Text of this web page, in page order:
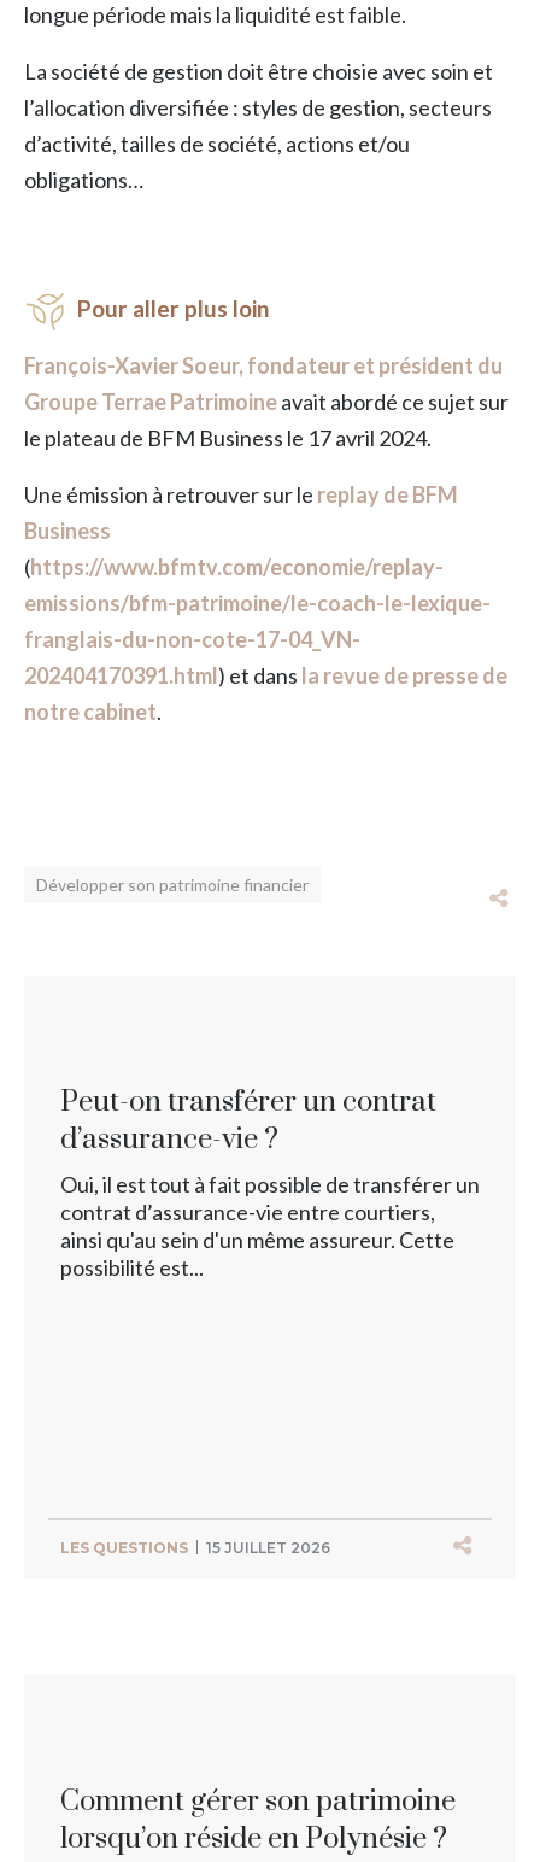
longue période mais la liquidité est faible.
La société de gestion doit être choisie avec soin et
l’allocation diversifiée : styles de gestion, secteurs
d’activité, tailles de société, actions et/ou
obligations…
Pour aller plus loin
François-Xavier Soeur, fondateur et président du
Groupe Terrae Patrimoineavait abordé ce sujet sur
le plateau de BFM Business le 17 avril 2024.
Une émission à retrouver sur le replay de BFM
Business
(https://www.bfmtv.com/economie/replay-
emissions/bfm-patrimoine/le-coach-le-lexique-
franglais-du-non-cote-17-04_VN-
202404170391.html) et dans la revue de presse de
notre cabinet.
Développer son patrimoine financier
Peut-on transférer un contrat
d’assurance-vie ?
Oui, il est tout à fait possible de transférer un
contrat d’assurance-vie entre courtiers,
ainsi qu'au sein d'un même assureur. Cette
possibilité est...
LES QUESTIONS 15 JUILLET 2026
Comment gérer son patrimoine
lorsqu’on réside en Polynésie ?